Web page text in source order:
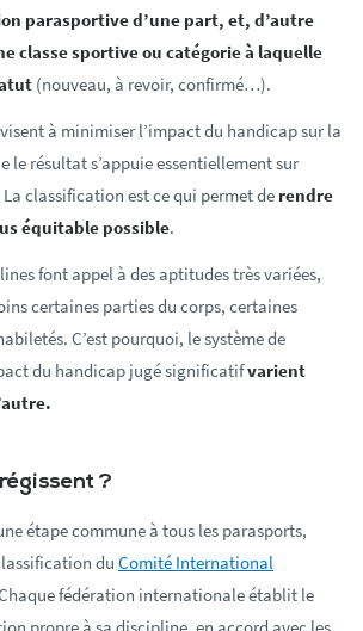
parasportive d’une part, et, d’autre
classe sportive ou catégorie à laquelle
(nouveau, à revoir, confirmé…).
à minimiser l’impact du handicap sur la
le résultat s’appuie essentiellement sur
La classification est ce qui permet de rendre
équitable possible.
font appel à des aptitudes très variées,
certaines parties du corps, certaines
C’est pourquoi, le système de
du handicap jugé significatifvarient
?
étape commune à tous les parasports,
du Comité International
fédération internationale établit le